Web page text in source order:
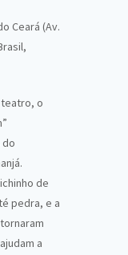
Ceará (Av.
o
do
de
pedra, e a
a